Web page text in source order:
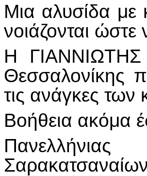
Μια αλυσίδα με
νοιάζονται
Η
Θεσσαλονίκης
τις ανάγκες
Βοήθεια ακόμα